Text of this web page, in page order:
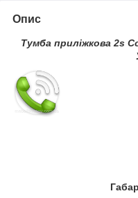
Опис
Тумба приліжкова 2s